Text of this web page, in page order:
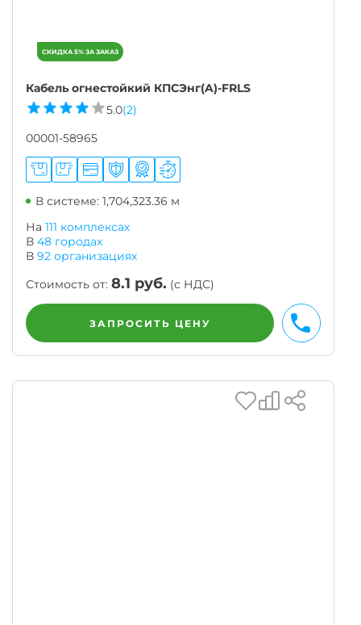
Кабель огнестойкий КПСЭнг(A)-FRLS
5.0(2)
00001-58965
В системе: 1,704,323.36 м
На 111 комплексах
В 48 городах
В 92 организациях
Стоимость от: 8.1 руб. (с НДС)
ЗАПРОСИТЬ ЦЕНУ